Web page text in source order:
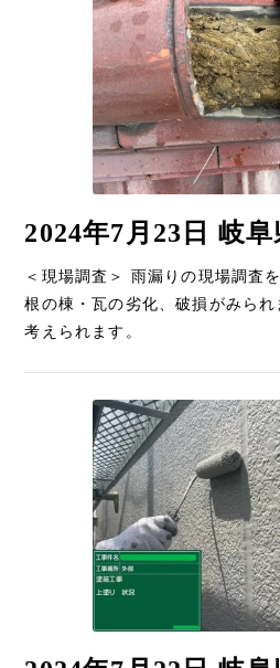
2024年7月23日 岐
＜現場調査＞ 雨漏りの現場調査
根の棟・瓦の劣化、破損がみら
考えられます。